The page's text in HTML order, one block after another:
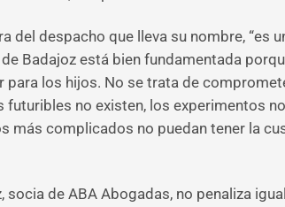
despacho que lleva su nombre, “es
Badajoz está bien fundamentada
los hijos. No se trata de
no existen, los experimentos
más complicados no puedan tener la
de ABA Abogadas, no penaliza